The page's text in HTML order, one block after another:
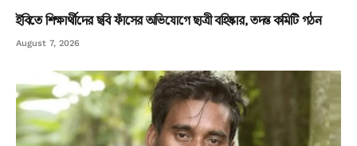
ইবিতে শিক্ষার্থীদের ছবি ফাঁসের অভিযোগে ছাত্রী বহিষ্কার, তদন্ত কমিটি গঠন
August 7, 2026